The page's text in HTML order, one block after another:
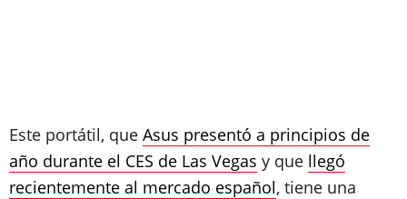
Este portátil, que Asus presentó a principios de
año durante el CES de Las Vegas y que llegó
recientemente al mercado español, tiene una